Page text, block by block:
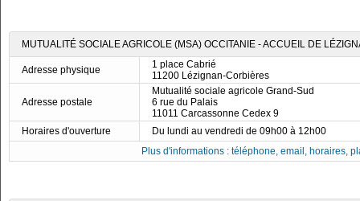
MUTUALITÉ SOCIALE AGRICOLE (MSA) OCCITANIE - ACCUEIL DE
Adresse physique
1 place Cabrié
11200 Lézignan-Corbières
Adresse postale
Mutualité sociale agricole Grand-Sud
6 rue du Palais
11011 Carcassonne Cedex 9
Horaires d'ouverture
Du lundi au vendredi de 09h00 à 12h00
Plus d'informations : téléphone, email, horaires,